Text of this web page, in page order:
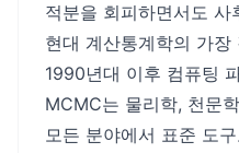
적분을 회피하면서도
현대 계산통계학의 가장
1990년대 이후 컴퓨팅
MCMC는 물리학, 천문
모든 분야에서 표준 도